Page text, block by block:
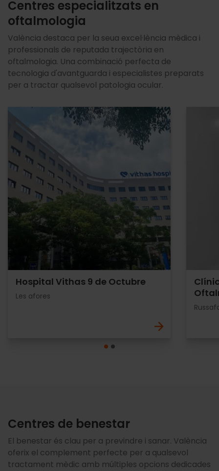
Centres especialitzats en
oftalmologia
València destaca per la seua excel·lència mèdica i
professionals de reputada trajectòria en
oftalmologia. Una combinació perfecta de
tecnologia d'avantguarda i especialistes preparats
per a tractar qualsevol patologia ocular.
Hospital Vithas 9 de Octubre
Les afores
Centres de benestar
El benestar és clau per a previndre i sanar. València
oferix el complement perfecte per a qualsevol
tractament mèdic amb múltiples opcions dedicades